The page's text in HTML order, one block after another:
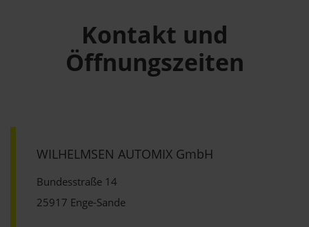
Kontakt und
Öffnungszeiten
WILHELMSEN AUTOMIX GmbH
Bundesstraße 14
25917 Enge-Sande